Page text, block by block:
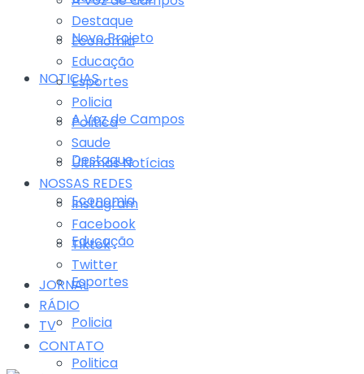
Novo Projeto
NOTICIAS
A Voz de Campos
Destaque
Economia
Educação
Esportes
Policia
Politica
Destaque
Economia
Educação
Esportes
Policia
Politica
Saude
Últimas Notícias
NOSSAS REDES
Instagram
Facebook
Tiktok
Twitter
JORNAL
RÁDIO
TV
CONTATO